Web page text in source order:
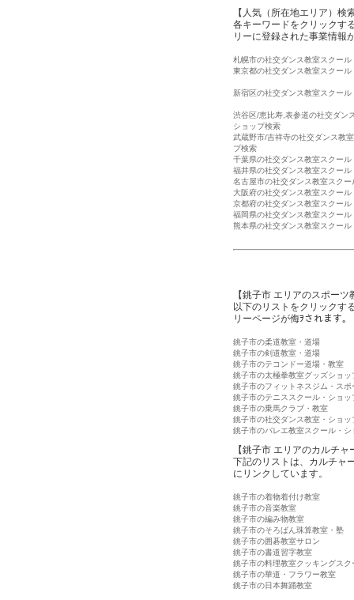
【人気（所在地エリア）検
各キーワードをクリックす
リーに登録された事業情報
札幌市の社交ダンス教室スクール
東京都の社交ダンス教室スクール
新宿区の社交ダンス教室スクール
渋谷区/恵比寿,表参道の社交ダン
ショップ検索
武蔵野市/吉祥寺の社交ダンス教
プ検索
千葉県の社交ダンス教室スクール
福井県の社交ダンス教室スクール
名古屋市の社交ダンス教室スク
大阪府の社交ダンス教室スクー
京都府の社交ダンス教室スクール
福岡県の社交ダンス教室スクール
熊本県の社交ダンス教室スクール
【銚子市 エリアのスポー
以下のリストをクリックす
リーページが侮ｦされます。
銚子市の柔道教室・道場
銚子市の剣道教室・道場
銚子市のテコンドー道場・教室
銚子市の太極拳教室グッズショッ
銚子市のフィットネスジム・スポ
銚子市のテニススクール・ショッ
銚子市の乗馬クラブ・教室
銚子市の社交ダンス教室・ショッ
銚子市のバレエ教室スクール・シ
【銚子市 エリアのカルチ
下記のリストは、カルチャ
にリンクしています。
銚子市の着物着付け教室
銚子市の音楽教室
銚子市の編み物教室
銚子市のそろばん珠算教室・塾
銚子市の囲碁教室サロン
銚子市の書道習字教室
銚子市の料理教室クッキングスク
銚子市の華道・フラワー教室
銚子市の日本舞踊教室